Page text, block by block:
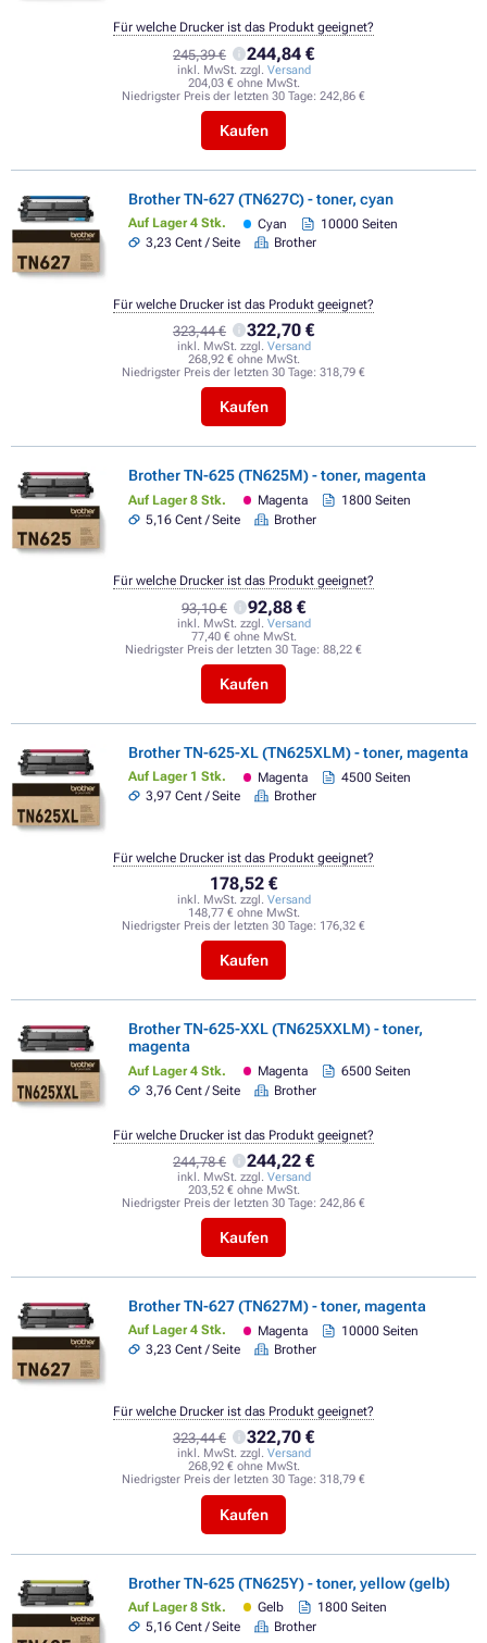
245,39 € 244,84 €
inkl. MwSt. zzgl. Versand
204,03 € ohne MwSt.
Niedrigster Preis der letzten 30 Tage: 242,86 €
Kaufen
Für welche Drucker ist das Produkt geeignet?
Brother TN-627 (TN627C) - toner, cyan
Auf Lager 4 Stk. Cyan
10000 Seiten
3,23 Cent / Seite
Brother
323,44 € 322,70 €
inkl. MwSt. zzgl. Versand
268,92 € ohne MwSt.
Niedrigster Preis der letzten 30 Tage: 318,79 €
Kaufen
Für welche Drucker ist das Produkt geeignet?
Brother TN-625 (TN625M) - toner, magenta
Auf Lager 8 Stk. Magenta
1800 Seiten
5,16 Cent / Seite
Brother
93,10 € 92,88 €
inkl. MwSt. zzgl. Versand
77,40 € ohne MwSt.
Niedrigster Preis der letzten 30 Tage: 88,22 €
Kaufen
Für welche Drucker ist das Produkt geeignet?
Brother TN-625-XL (TN625XLM) - toner, magenta
Auf Lager 1 Stk. Magenta
4500 Seiten
3,97 Cent / Seite
Brother
178,52 €
inkl. MwSt. zzgl. Versand
148,77 € ohne MwSt.
Niedrigster Preis der letzten 30 Tage: 176,32 €
Kaufen
Für welche Drucker ist das Produkt geeignet?
Brother TN-625-XXL (TN625XXLM) - toner,
magenta
Auf Lager 4 Stk. Magenta
6500 Seiten
3,76 Cent / Seite
Brother
244,78 € 244,22 €
inkl. MwSt. zzgl. Versand
203,52 € ohne MwSt.
Niedrigster Preis der letzten 30 Tage: 242,86 €
Kaufen
Für welche Drucker ist das Produkt geeignet?
Brother TN-627 (TN627M) - toner, magenta
Auf Lager 4 Stk. Magenta
10000 Seiten
3,23 Cent / Seite
Brother
323,44 € 322,70 €
inkl. MwSt. zzgl. Versand
268,92 € ohne MwSt.
Niedrigster Preis der letzten 30 Tage: 318,79 €
Kaufen
Für welche Drucker ist das Produkt geeignet?
Brother TN-625 (TN625Y) - toner, yellow (gelb)
Auf Lager 8 Stk. Gelb
1800 Seiten
5,16 Cent / Seite
Brother